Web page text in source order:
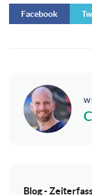
Facebook
Blog -